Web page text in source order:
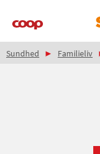
Main
Brødkrumme
Sundhed Familieliv